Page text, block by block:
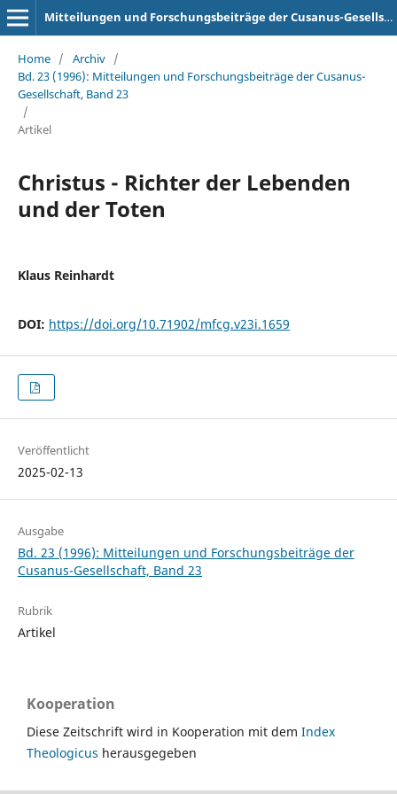
Mitteilungen und Forschungsbeiträge der Cusanus-Gesellschaft
Home / Archiv /
Bd. 23 (1996): Mitteilungen und Forschungsbeiträge der Cusanus-
Gesellschaft, Band 23
/
Artikel
Christus - Richter der Lebenden
und der Toten
Klaus Reinhardt
DOI: https://doi.org/10.71902/mfcg.v23i.1659
Veröffentlicht
2025-02-13
Ausgabe
Bd. 23 (1996): Mitteilungen und Forschungsbeiträge der
Cusanus-Gesellschaft, Band 23
Rubrik
Artikel
Kooperation
Diese Zeitschrift wird in Kooperation mit dem Index
Theologicus herausgegeben